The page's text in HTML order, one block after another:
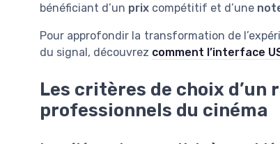
bénéficiant d’un prix compétitif et d’une
Pour approfondir la transformation de
du signal, découvrez comment l’interface
Les critères de choix d’un
professionnels du cinéma